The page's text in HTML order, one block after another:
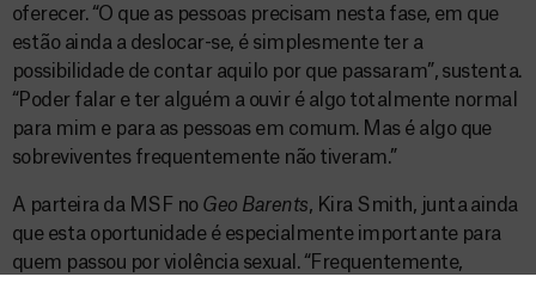
oferecer. “O que as pessoas precisam nesta fase, em que
estão ainda a deslocar-se, é simplesmente ter a
possibilidade de contar aquilo por que passaram”, sustenta.
“Poder falar e ter alguém a ouvir é algo totalmente normal
para mim e para as pessoas em comum. Mas é algo que
sobreviventes frequentemente não tiveram.”
A parteira da MSF no Geo Barents, Kira Smith, junta ainda
que esta oportunidade é especialmente importante para
quem passou por violência sexual. “Frequentemente,